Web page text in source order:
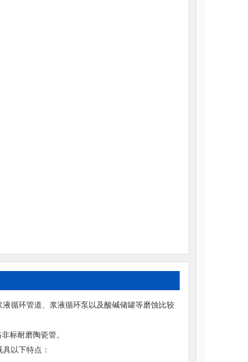
循环管道、浆液循环泵以及酸碱储罐等磨蚀比较
标耐磨陶瓷管。
以下特点：